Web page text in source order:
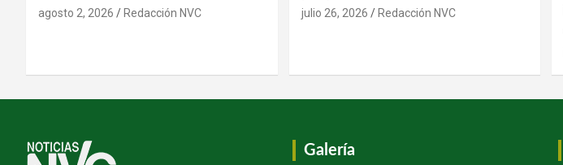
agosto 2, 2026 Redacción NVC julio 26, 2026 Redacción NVC
Galería